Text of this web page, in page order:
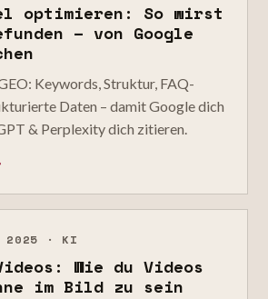
optimieren: So wirst
– von Google
Keywords, Struktur, FAQ-
Daten – damit Google dich
& Perplexity dich zitieren.
2025 · KI
Wie du Videos
im Bild zu sein